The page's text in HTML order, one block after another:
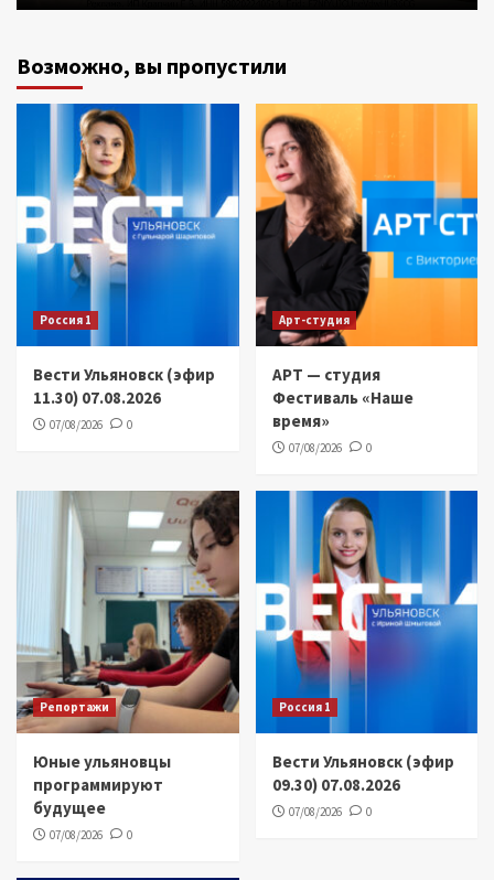
Возможно, вы пропустили
Россия 1
Вести Ульяновск (эфир
11.30) 07.08.2026
07/08/2026 0
Арт-студия
АРТ — студия
Фестиваль «Наше
время»
07/08/2026 0
Репортажи
Юные ульяновцы
программируют
будущее
07/08/2026 0
Россия 1
Вести Ульяновск (эфир
09.30) 07.08.2026
07/08/2026 0